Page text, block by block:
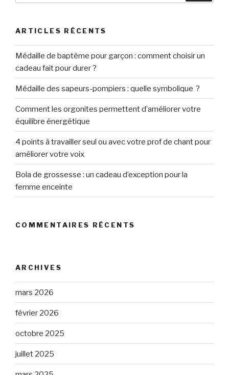
ARTICLES RÉCENTS
Médaille de baptême pour garçon : comment choisir un
cadeau fait pour durer ?
Médaille des sapeurs-pompiers : quelle symbolique ?
Comment les orgonites permettent d’améliorer votre
équilibre énergétique
4 points à travailler seul ou avec votre prof de chant pour
améliorer votre voix
Bola de grossesse : un cadeau d’exception pour la
femme enceinte
COMMENTAIRES RÉCENTS
ARCHIVES
mars 2026
février 2026
octobre 2025
juillet 2025